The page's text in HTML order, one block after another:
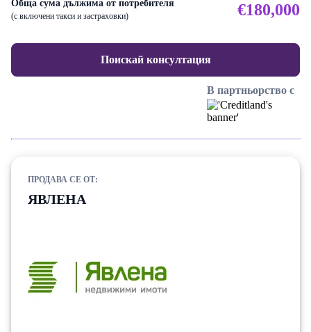
Обща сума дължима от потребителя
(с включени такси и застраховки) €180,000
Поискай консултация
В партньорство с
ПРОДАВА СЕ ОТ:
ЯВЛЕНА